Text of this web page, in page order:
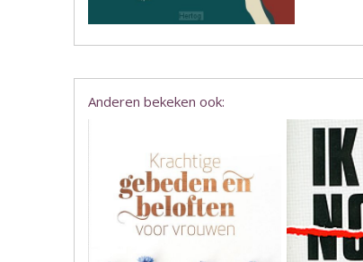
Anderen bekeken ook: